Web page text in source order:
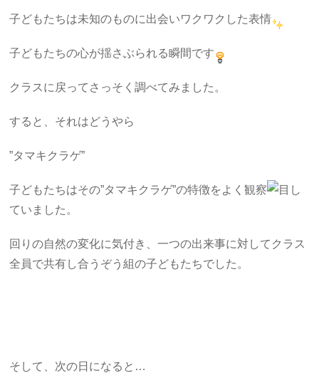
子どもたちは未知のものに出会いワクワクした表情
子どもたちの心が揺さぶられる瞬間です
クラスに戻ってさっそく調べてみました。
すると、それはどうやら
”タマキクラゲ”
子どもたちはその”タマキクラゲ”の特徴をよく観察
し
ていました。
回りの自然の変化に気付き、一つの出来事に対してクラス
全員で共有し合うぞう組の子どもたちでした。
そして、次の日になると…